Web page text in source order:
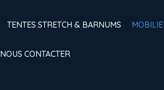
TENTES STRETCH & BARNUMS
NOUS CONTACTER